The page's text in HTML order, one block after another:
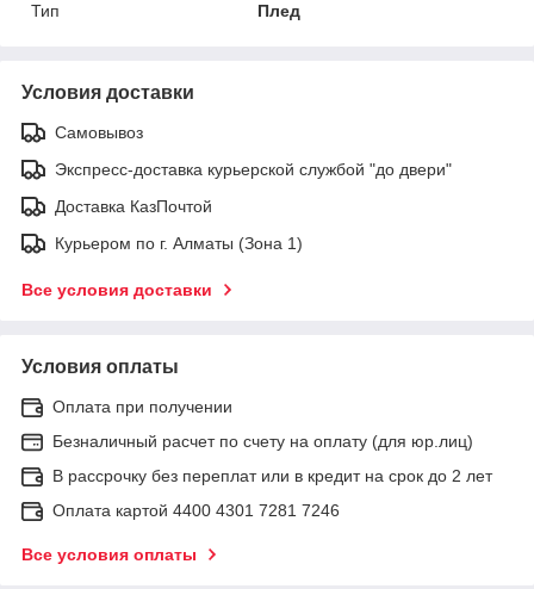
Тип
Плед
Условия доставки
Самовывоз
Экспресс-доставка курьерской службой "до двери"
Доставка КазПочтой
Курьером по г. Алматы (Зона 1)
Все условия доставки
Условия оплаты
Оплата при получении
Безналичный расчет по счету на оплату (для юр.лиц)
В рассрочку без переплат или в кредит на срок до 2 лет
Оплата картой 4400 4301 7281 7246
Все условия оплаты